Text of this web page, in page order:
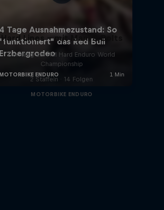
Hard Lines – mit Mani & Bolts
Der Weg zur FIM Hard Enduro World
Championship
2 Staffeln · 14 Folgen
MOTORBIKE ENDURO